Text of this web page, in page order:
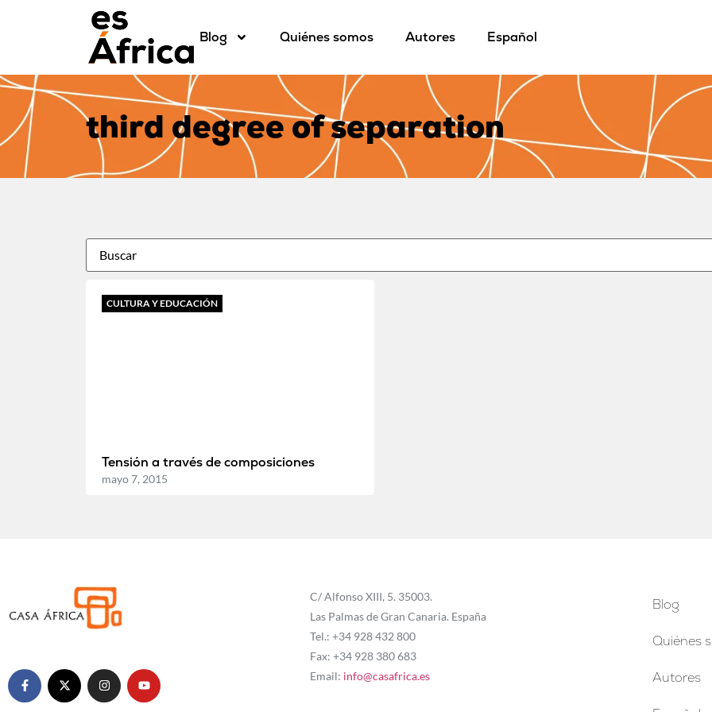
Blog Quiénes somos Autores Español
third degree of separation
CULTURA Y EDUCACIÓN
Tensión a través de composiciones
mayo 7, 2015
C/ Alfonso XIII, 5. 35003.
Las Palmas de Gran Canaria. España
Tel.: +34 928 432 800
Fax: +34 928 380 683
Email: info@casafrica.es
Blog
Quiénes
Autores